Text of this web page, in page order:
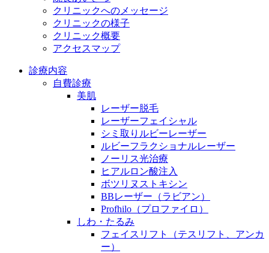
クリニックへのメッセージ
クリニックの様子
クリニック概要
アクセスマップ
診療内容
自費診療
美肌
レーザー脱毛
レーザーフェイシャル
シミ取りルビーレーザー
ルビーフラクショナルレーザー
ノーリス光治療
ヒアルロン酸注入
ボツリヌストキシン
BBレーザー（ラビアン）
Profhilo（プロファイロ）
しわ・たるみ
フェイスリフト（テスリフト、アンカ
ー）